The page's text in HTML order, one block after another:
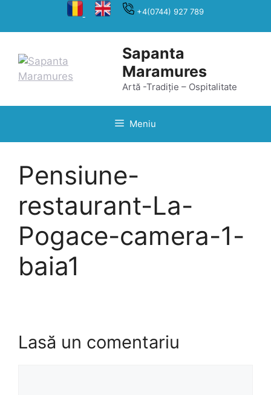
+4(0744) 927 789
Sapanta
Maramures
Artă -Tradiție – Ospitalitate
Meniu
Pensiune-
restaurant-La-
Pogace-camera-1-
baia1
Lasă un comentariu